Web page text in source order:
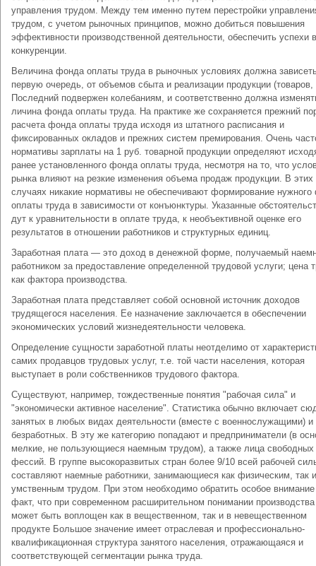
управления трудом. Между тем именно путем пере­стройки
трудом, с учетом рыночных принци­пов, можно добиться повышения
эффективности производ­ственной деятельности, обеспечить успехи в
конкуренции.
Величина фонда оплаты труда в рыночных условиях должна
первую очередь, от объемов сбыта и реализации продукции (товаров,
Последний ­подвер­жен колебаниям, и соответственно должна
личина фонда оплаты труда. На практике же сохраняется прежний
расчета фонда оплаты труда исходя из штатного расписания и
фиксированных окладов и прежних систем премирования. Очень
нормативы зарплаты на 1 руб. товарной продукции определяют
ранее ус­тановленного фонда оплаты труда, несмотря на то, что
рынка влияют на резкие изменения объема продаж продукции. В этих
случаях никакие нормативы не обеспе­чивают формирование
оплаты труда в за­висимости от конъюнктуры. Указанные
дут к уравнительности в оплате труда, к необъективной оценке его
результатов в отношении работников и струк­турных единиц.
Заработная плата — это доход в денежной форме, получаемый
работником за предоставление определенной трудовой услуги; цена
как фактора производства.
Заработная плата представляет собой основной источник доходов
трудящегося населения. Ее назначение заключается в обеспечении
экономических условий жизнедеятельности человека.
Определение сущности заработной платы неотделимо от
самих продавцов трудовых услуг, т.е. той части населения, которая
выступает в роли собственников трудового фактора.
Существуют, например, тождественные понятия "рабочая сила" и
"экономически активное население". Статистика обычно включает
занятых в любых видах деятельности (вместе с военнослужащими) и
безработных. В эту же категорию попадают и предприниматели (в
мелкие, не пользующиеся наемным трудом), а также лица свободных
фессий. В группе высокоразвитых стран более 9/10 всей рабочей
составляют наемные работники, занимающиеся как физическим, так и
умственным трудом. При этом необходимо обратить особое внимание
факт, что при современном расширительном понимании
может быть во­площен как в вещественном, так и в невещественном
продукте Большое значение имеет отраслевая и профессионально-
квалификационная структура занятого населения, отражающаяся и
соответствующей сегментации рынка труда.